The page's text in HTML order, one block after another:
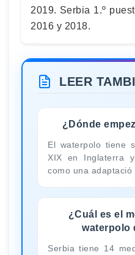
2019. Serbia 1.º
2016 y 2018.
LEER
¿Dónde
El waterpolo tiene
XIX en Inglaterra
como una adaptació
¿Cuál es el
waterpolo
Serbia tiene 14